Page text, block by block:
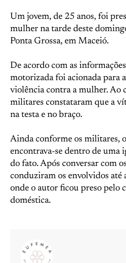
Um jovem, de 25 anos, foi
mulher na tarde deste
Ponta Grossa, em Maceió.
De acordo com as
motorizada foi acionada para
violência contra a mulher. Ao
militares constataram que a
na testa e no braço.
Ainda conforme os militares,
encontrava-se dentro de uma
do fato. Após conversar com
conduziram os envolvidos até
onde o autor ficou preso pelo
doméstica.